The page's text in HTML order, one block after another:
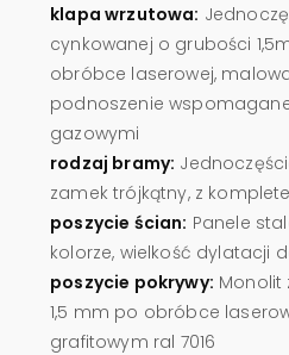
klapa wrzutowa:
cynkowanej o grubości
obróbce laserowej,
podnoszenie
gazowymi
rodzaj bramy:
zamek trójkątny, z
poszycie ścian: Panele
kolorze, wielkość dylatacji
poszycie pokrywy: Monolit
1,5 mm po obróbce
grafitowym ral 7016